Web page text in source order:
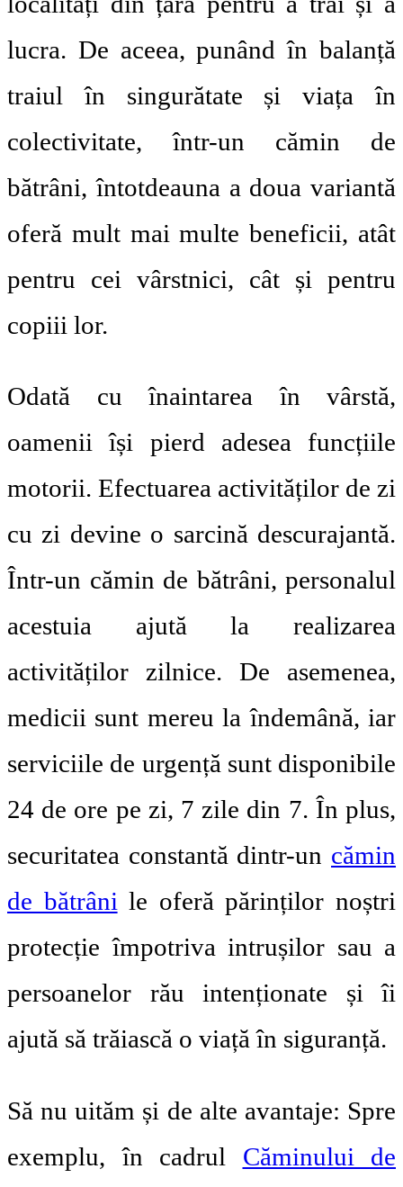
lucra. De aceea, punând în balanță
traiul în singurătate și viața în
colectivitate, într-un cămin de
bătrâni, întotdeauna a doua variantă
oferă mult mai multe beneficii, atât
pentru cei vârstnici, cât și pentru
copiii lor.
Odată cu înaintarea în vârstă,
oamenii își pierd adesea funcțiile
motorii. Efectuarea activităților de zi
cu zi devine o sarcină descurajantă.
Într-un cămin de bătrâni, personalul
acestuia ajută la realizarea
activităților zilnice. De asemenea,
medicii sunt mereu la îndemână, iar
serviciile de urgență sunt disponibile
24 de ore pe zi, 7 zile din 7. În plus,
securitatea constantă dintr-un cămin
de bătrânile oferă părinților noștri
protecție împotriva intrușilor sau a
persoanelor rău intenționate și îi
ajută să trăiască o viață în siguranță.
Să nu uităm și de alte avantaje: Spre
exemplu, în cadrul Căminului de